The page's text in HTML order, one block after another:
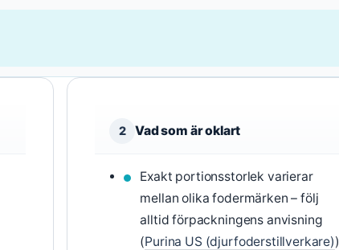
2 Vad som är oklart
Exakt portionsstorlek varierar
mellan olika fodermärken – följ
alltid förpackningens anvisning
(Purina US (djurfoderstillverkare))